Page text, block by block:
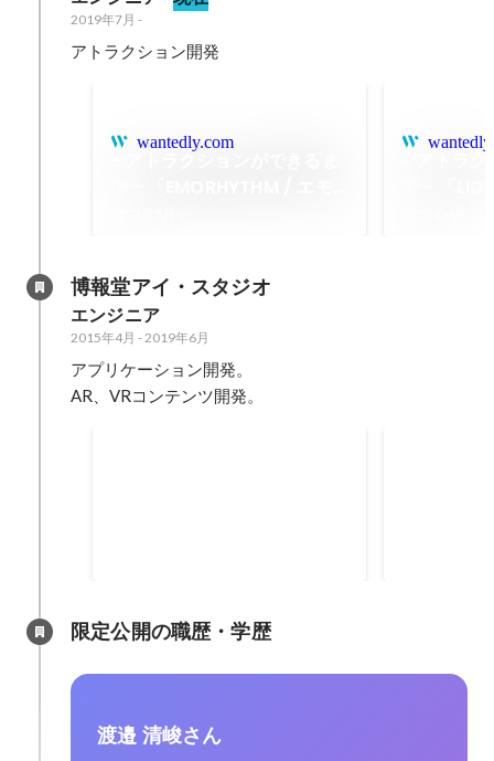
2019年7月 -
アトラクション開発
wantedly.com
博報堂アイ・スタジオ
エンジニア
2015年4月 - 2019年6月
アプリケーション開発。
AR、VRコンテンツ開発。
限定公開の職歴・学歴
渡邉 清峻さん